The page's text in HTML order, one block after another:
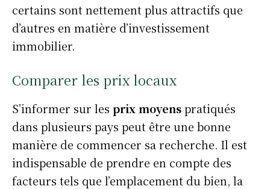
certains sont nettement plus attractifs que
d’autres en matière d’investissement
immobilier.
Comparer les prix locaux
S’informer sur les prix moyenspratiqués
dans plusieurs pays peut être une bonne
manière de commencer sa recherche. Il est
indispensable de prendre en compte des
facteurs tels que l’emplacement du bien, la